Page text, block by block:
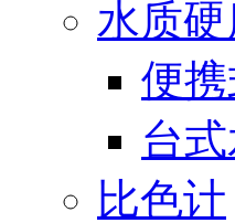
水质
便
台
比色计